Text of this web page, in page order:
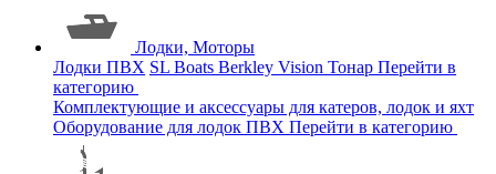
Лодки, Моторы
Лодки ПВХ SL Boats Berkley Vision Тонар Перейти в
категорию
Комплектующие и аксессуары для катеров, лодок и яхт
Оборудование для лодок ПВХ Перейти в категорию